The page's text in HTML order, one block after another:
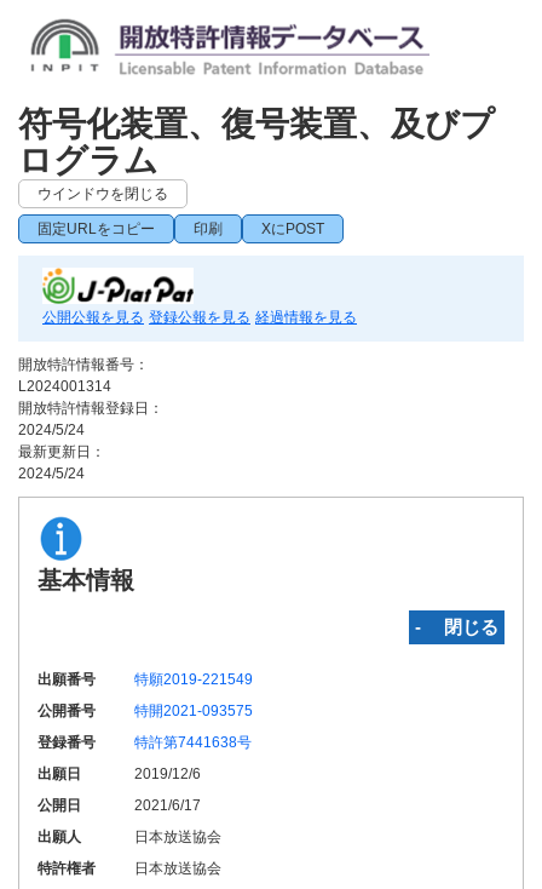
符号化装置、復号装置、及びプ
ログラム
ウインドウを閉じる
固定URLをコピー 印刷 XにPOST
公開公報を見る 登録公報を見る 経過情報を見る
開放特許情報番号：
L2024001314
開放特許情報登録日：
2024/5/24
最新更新日：
2024/5/24
基本情報
‐ 閉じる
出願番号
特願2019-221549
公開番号
特開2021-093575
登録番号
特許第7441638号
出願日
2019/12/6
公開日
2021/6/17
出願人
日本放送協会
特許権者
日本放送協会